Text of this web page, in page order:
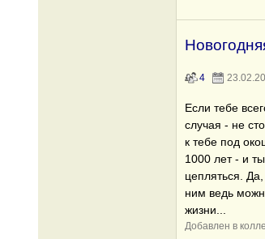
4
Если тебе
случая - не
к тебе под
1000 лет - и
цепляться.
ним ведь
жизни...
Добавлен в